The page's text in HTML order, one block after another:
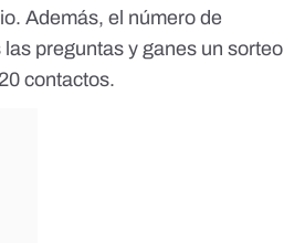
Además, el número de
preguntas y ganes un sorteo
contactos.